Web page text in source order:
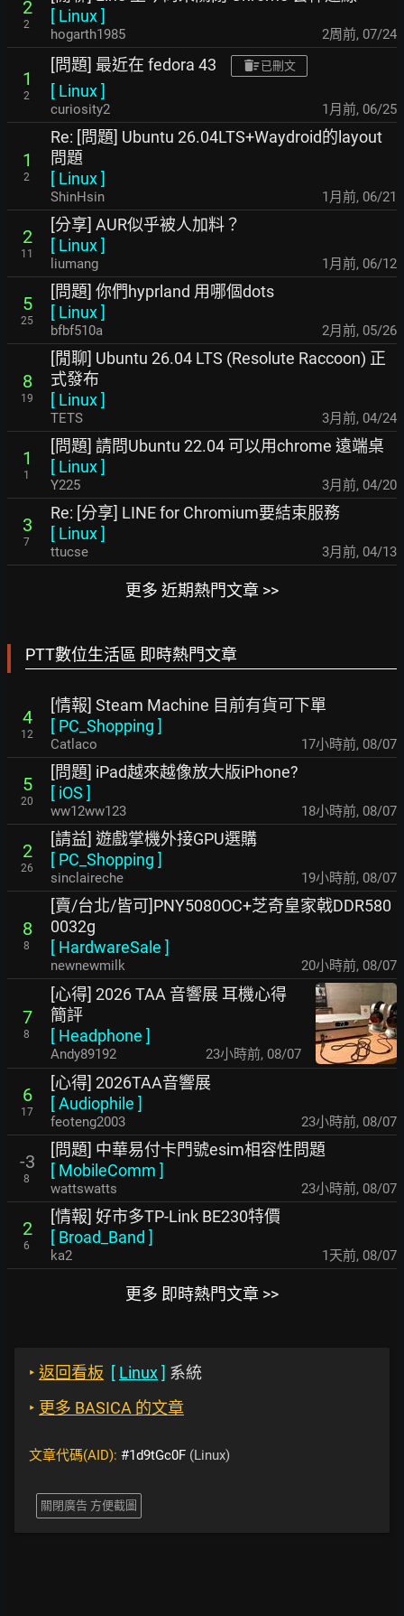
2
2
[ Linux]
hogarth1985 2周前, 07/24
1
2
[問題] 最近在 fedora 43 已刪文
[ Linux]
curiosity2 1月前, 06/25
1
2
Re: [問題] Ubuntu 26.04LTS+Waydroid的layout
問題
[ Linux]
ShinHsin 1月前, 06/21
2
11
[分享] AUR似乎被人加料？
[ Linux]
liumang 1月前, 06/12
5
25
[問題] 你們hyprland 用哪個dots
[ Linux]
bfbf510a 2月前, 05/26
8
19
[閒聊] Ubuntu 26.04 LTS (Resolute Raccoon) 正
式發布
[ Linux]
TETS 3月前, 04/24
1
1
[問題] 請問Ubuntu 22.04 可以用chrome 遠端桌
[ Linux]
Y225 3月前, 04/20
3
7
Re: [分享] LINE for Chromium要結束服務
[ Linux]
ttucse 3月前, 04/13
更多 近期熱門文章 >>
PTT數位生活區 即時熱門文章
4
12
[情報] Steam Machine 目前有貨可下單
[ PC_Shopping ]
Catlaco 17小時前, 08/07
5
20
[問題] iPad越來越像放大版iPhone?
[ iOS ]
ww12ww123 18小時前, 08/07
2
26
[請益] 遊戲掌機外接GPU選購
[ PC_Shopping ]
sinclaireche 19小時前, 08/07
8
8
[賣/台北/皆可]PNY5080OC+芝奇皇家戟DDR580
0032g
[ HardwareSale ]
newnewmilk 20小時前, 08/07
7
8
[心得] 2026 TAA 音響展 耳機心得
簡評
[ Headphone ]
Andy89192 23小時前, 08/07
6
17
[心得] 2026TAA音響展
[Audiophile ]
feoteng2003 23小時前, 08/07
-3
8
[問題] 中華易付卡門號esim相容性問題
[ MobileComm ]
wattswatts 23小時前, 08/07
2
6
[情報] 好市多TP-Link BE230特價
[ Broad_Band ]
ka2 1天前, 08/07
更多 即時熱門文章 >>
‣ 返回看板 [ Linux] 系統
‣ 更多 BASICA 的文章
文章代碼(AID): #1d9tGc0F (Linux)
關閉廣告 方便截圖